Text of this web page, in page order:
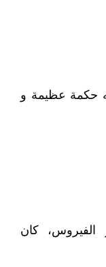
حكمة عظيمة و
كان